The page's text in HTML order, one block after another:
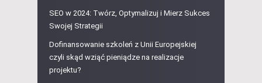
SEO w 2024: Twórz, Optymalizuj i Mierz Sukces
Swojej Strategii
Dofinansowanie szkoleń z Unii Europejskiej
czyli skąd wziąć pieniądze na realizacje
projektu?